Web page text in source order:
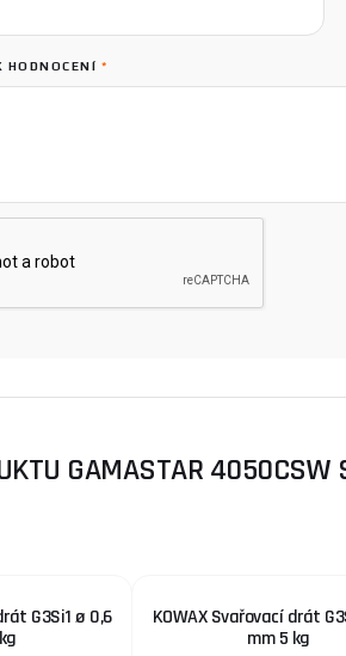
HODNOCENÍ *
GAMASTAR 4050CSW
G3Si1 ø 0,6
KOWAX Svařovací drát
mm 5 kg